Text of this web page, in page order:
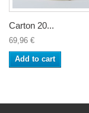
Carton 20...
69,96 €
Add to cart